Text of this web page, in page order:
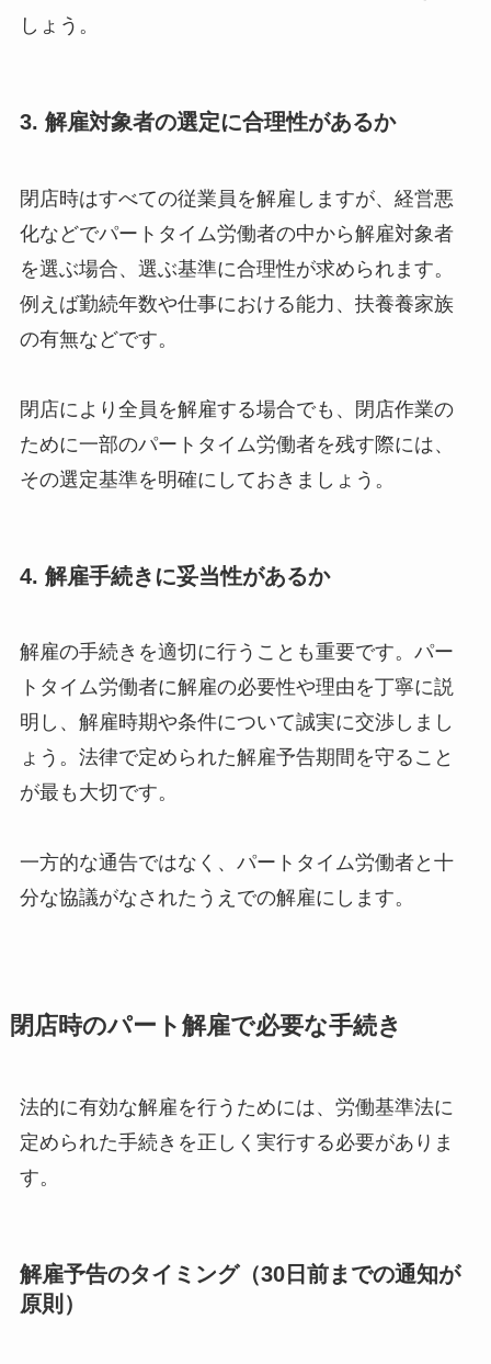
しょう。
3. 解雇対象者の選定に合理性があるか
閉店時はすべての従業員を解雇しますが、経営悪
化などでパートタイム労働者の中から解雇対象者
を選ぶ場合、選ぶ基準に合理性が求められます。
例えば勤続年数や仕事における能力、扶養養家族
の有無などです。
閉店により全員を解雇する場合でも、閉店作業の
ために一部のパートタイム労働者を残す際には、
その選定基準を明確にしておきましょう。
4. 解雇手続きに妥当性があるか
解雇の手続きを適切に行うことも重要です。パー
トタイム労働者に解雇の必要性や理由を丁寧に説
明し、解雇時期や条件について誠実に交渉しまし
ょう。法律で定められた解雇予告期間を守ること
が最も大切です。
一方的な通告ではなく、パートタイム労働者と十
分な協議がなされたうえでの解雇にします。
閉店時のパート解雇で必要な手続き
法的に有効な解雇を行うためには、労働基準法に
定められた手続きを正しく実行する必要がありま
す。
解雇予告のタイミング（30日前までの通知が
原則）